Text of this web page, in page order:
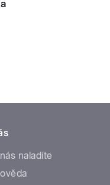
naladíte